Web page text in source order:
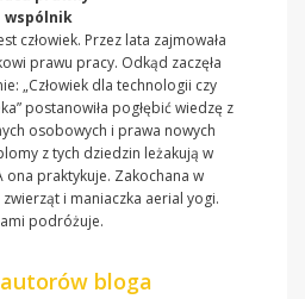
wspólnik
człowiek. Przez lata zajmowała
prawu pracy. Odkąd zaczęła
„Człowiek dla technologii czy
postanowiła pogłębić wiedzę z
osobowych i prawa nowych
z tych dziedzin leżakują w
ona praktykuje. Zakochana w
i maniaczka aerial yogi.
podróżuje.
autorów bloga